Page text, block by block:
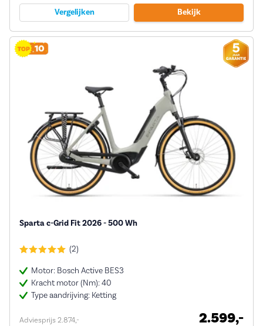
Vergelijken Bekijk
Sparta c-Grid Fit 2026 - 500 Wh
(2)
Motor: Bosch Active BES3
Kracht motor (Nm): 40
Type aandrijving: Ketting
Adviesprijs 2.874,- 2.599,-